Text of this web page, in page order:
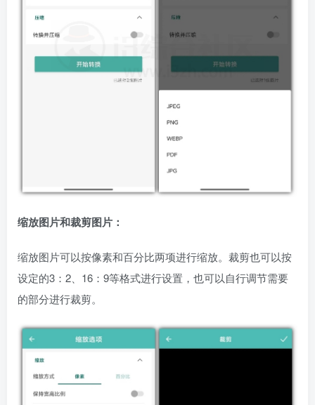
缩放图片和裁剪图片：
缩放图片可以按像素和百分比两项进行缩放。裁剪也可以按
设定的3：2、16：9等格式进行设置，也可以自行调节需要
的部分进行裁剪。